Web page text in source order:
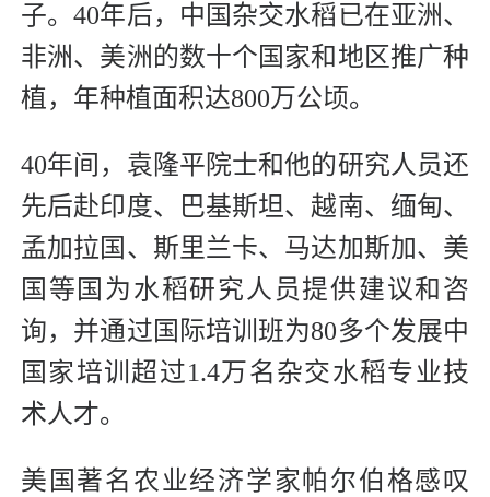
子。40年后，中国杂交水稻已在亚洲、
非洲、美洲的数十个国家和地区推广种
植，年种植面积达800万公顷。
40年间，袁隆平院士和他的研究人员还
先后赴印度、巴基斯坦、越南、缅甸、
孟加拉国、斯里兰卡、马达加斯加、美
国等国为水稻研究人员提供建议和咨
询，并通过国际培训班为80多个发展中
国家培训超过1.4万名杂交水稻专业技
术人才。
美国著名农业经济学家帕尔伯格感叹